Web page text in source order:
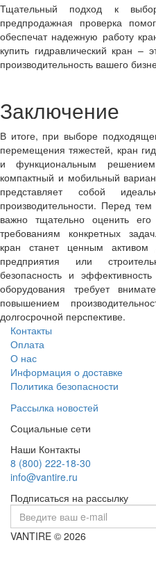
Тщательный подход к
предпродажная проверка
обеспечат надежную работу
купить гидравлический кран –
производительность вашего
Заключение
В итоге, при выборе
перемещения тяжестей, кран
и функциональным
компактный и мобильный
представляет собой
производительности. Перед тем
важно тщательно оценить его
требованиям конкретных
кран станет ценным активом
предприятия или
безопасность и
оборудования требует
повышением
долгосрочной перспективе.
Контакты
Оплата
О нас
Информация о доставке
Политика безопасности
Рассылка новостей
Социальные сети
Наши Контакты
8 (800) 222-18-30
info@vantire.ru
Подписаться на рассылку
VANTIRE © 2026